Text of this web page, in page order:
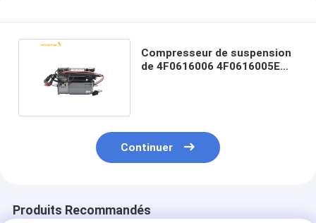
Compresseur de suspension
de 4F0616006 4F0616005E
Continuer
Produits Recommandés